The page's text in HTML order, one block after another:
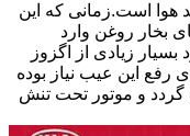
هوا است.زمانی که این
بخار روغن وارد
زیادی از اگزوز
این عیب نیاز بوده
و موتور تحت تنش